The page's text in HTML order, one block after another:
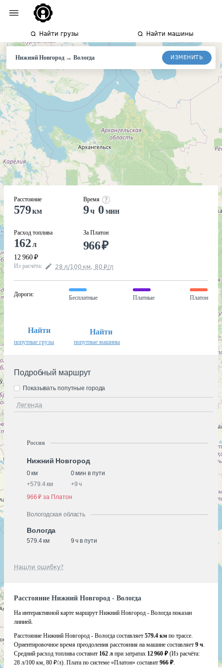
Найти грузы Найти машины
Нижний Новгород→Вологда ИЗМЕНИТЬ
Расстояние
579км
Расход топлива
162л
12 960 ₽
Время
9ч 0 мин
За Платон
966₽
Из расчёта: 28 л/100 км, 80 ₽/л
Дороги:
Бесплатные Платные Платон
Найти
попутные грузы
Найти
попутные машины
Подробный маршрут
Легенда
Показывать попутные города
Россия
Нижний Новгород
0 км
0 мин в пути
+579.4 км +9 ч
966 ₽ за Платон
Вологодская область
Вологда
579.4 км 9 ч в пути
Нашли ошибку?
Расстояние Нижний Новгород - Вологда
На интерактивной карте маршрут Нижний Новгород - Вологда показан
линией.
Расстояние Нижний Новгород - Вологда составляет 579.4 км по трассе.
Ориентировочное время преодоления расстояния на машине составляет 9 ч.
Средний расход топлива составит 162 л при затратах 12 960 ₽ (Из расчёта:
28 л/100 км, 80 ₽/л). Плата по системе «Платон» составит 966 ₽.